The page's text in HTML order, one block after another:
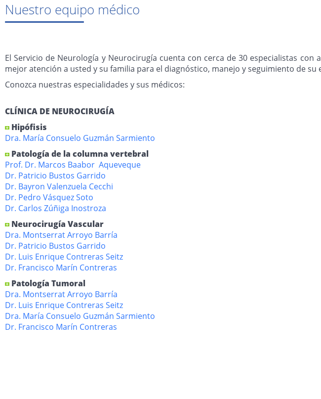
Nuestro equipo médico
El Servicio de Neurología y Neurocirugía cuenta con cerca de 30 especialistas
mejor atención a usted y su familia para el diagnóstico, manejo y seguimiento de
Conozca nuestras especialidades y sus médicos:
CLÍNICA DE NEUROCIRUGÍA
Hipófisis
Dra. María Consuelo Guzmán Sarmiento
Patología de la columna vertebral
Prof. Dr. Marcos Baabor Aqueveque
Dr. Patricio Bustos Garrido
Dr. Bayron Valenzuela Cecchi
Dr. Pedro Vásquez Soto
Dr. Carlos Zúñiga Inostroza
Neurocirugía Vascular
Dra. Montserrat Arroyo Barría
Dr. Patricio Bustos Garrido
Dr. Luis Enrique Contreras Seitz
Dr. Francisco Marín Contreras
Patología Tumoral
Dra. Montserrat Arroyo Barría
Dr. Luis Enrique Contreras Seitz
Dra. María Consuelo Guzmán Sarmiento
Dr. Francisco Marín Contreras